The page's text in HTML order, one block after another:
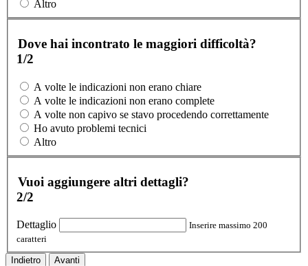
Altro
Dove hai incontrato le maggiori difficoltà?
1/2
A volte le indicazioni non erano chiare
A volte le indicazioni non erano complete
A volte non capivo se stavo procedendo correttamente
Ho avuto problemi tecnici
Altro
Vuoi aggiungere altri dettagli?
2/2
Dettaglio
Inserire massimo 200
caratteri
Indietro Avanti